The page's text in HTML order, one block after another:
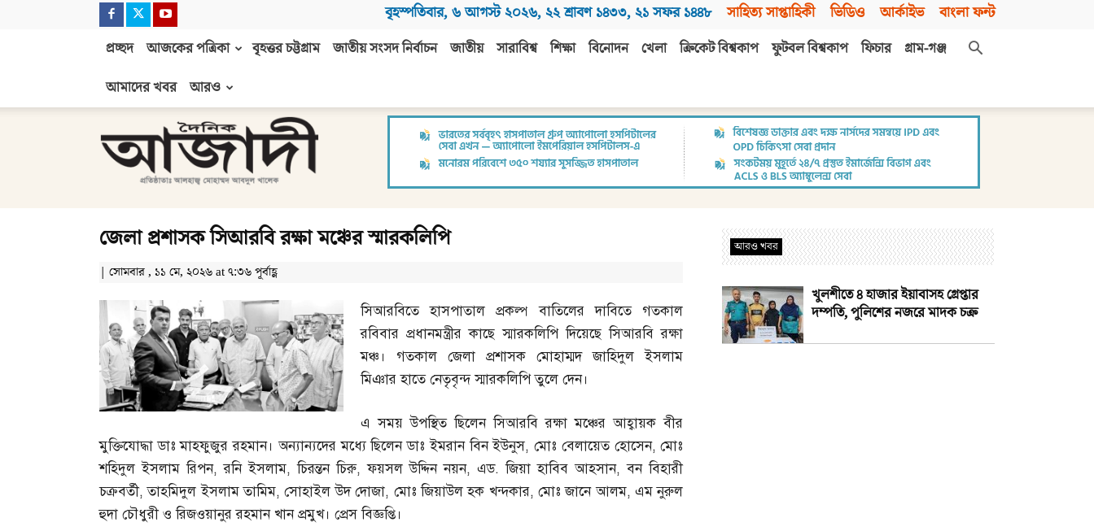
বৃহস্পতিবার, ৬ আগস্ট ২০২৬, ২২ শ্রাবণ ১৪৩৩, ২১ সফর ১৪৪৮ সাহিত্য সাপ্তাহিকী ভিডিও আর্কাইভ বাংলা ফন্ট
প্রচ্ছদ আজকের পত্রিকা বৃহত্তর চট্টগ্রাম জাতীয় সংসদ নির্বাচন জাতীয় সারাবিশ্ব শিক্ষা বিনোদন খেলা ক্রিকেট বিশ্বকাপ ফুটবল বিশ্বকাপ ফিচার
গ্রাম-গঞ্জ
আমাদের খবর
আরও
আজাদী
জেলা প্রশাসক সিআরবি রক্ষা মঞ্চের স্মারকলিপি
| সোমবার , ১১ মে, ২০২৬ at ৭:৩৬ পূর্বাহ্ণ
সিআরবিতে হাসপাতাল প্রকল্প বাতিলের দাবিতে গতকাল
রবিবার প্রধানমন্ত্রীর কাছে স্মারকলিপি দিয়েছে সিআরবি রক্ষা
মঞ্চ। গতকাল জেলা প্রশাসক মোহাম্মদ জাহিদুল ইসলাম
মিঞার হাতে নেতৃবৃন্দ স্মারকলিপি তুলে দেন।
এ সময় উপস্থিত ছিলেন সিআরবি রক্ষা মঞ্চের আহ্বায়ক বীর
মুক্তিযোদ্ধা ডাঃ মাহফুজুর রহমান। অন্যান্যদের মধ্যে ছিলেন ডাঃ ইমরান বিন ইউনুস,মোঃ বেলায়েত হোসেন,মোঃ
শহিদুল ইসলাম রিপন,রনি ইসলাম,চিরন্তন চিরু,ফয়সল উদ্দিন নয়ন,এড.জিয়া হাবিব আহসান,বন বিহারী
চক্রবর্তী,তাহমিদুল ইসলাম তামিম,সোহাইল উদ দোজা, মোঃ জিয়াউল হক খন্দকার, মোঃ জানে আলম,এম নুরুল
হুদা চৌধুরী ও রিজওয়ানুর রহমান খান প্রমুখ। প্রেস বিজ্ঞপ্তি।
আরও খবর
খুলশীতে ৪ হাজার ইয়াবাসহ গ্রেপ্তার
দম্পতি, পুলিশের নজরে মাদক চক্র